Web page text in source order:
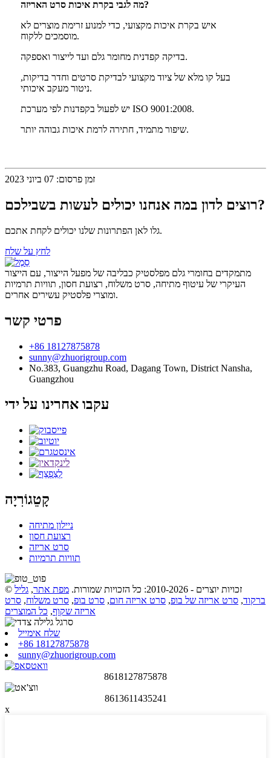
מה לגבי בקרת איכות סרט האריזה?
איש בקרת איכות מקצועי, כדי למנוע זרימת מוצרים לא
מוסמכים ללקוח.
בדיקה קפדנית מחומר גלם ועד לייצור ואספקה.
בעל קו מלא של ציוד מקצועי לבדיקת סרטים וחדר בדיקות,
ניטור מעקב איכותי.
יש לפעול בקפדנות לפי מערכת ISO 9001:2008.
שיפור מתמיד, חתירה לרמת איכות גבוהה יותר.
זמן פרסום: 07 ביוני 2023
רוצים לדון במה אנחנו יכולים לעשות בשבילכם?
גלו לאן הפתרונות שלנו יכולים לקחת אתכם.
לחץ על שלח
מתמקדים בחומרי גלם מפלסטיק כבליבה של מפעל הייצור, עם הייצור
העיקרי של עיטוף מתיחה, סרט משלוח, רצועת חסון, תוויות תרמיות
ומוצרי פלסטיק עשירים אחרים.
פרטי קשר
+86 18127875878
sunny@zhuorigroup.com
No.383, Guangzhu Road, Dagang Town, District Nansha,
Guangzhou
עקבו אחרינו על ידי
קָטֵגוֹרִיָה
ניילון מתיחה
רצועת חסון
סרט אריזה
תוויות תרמיות
© זכויות יוצרים - 2010-2026: כל הזכויות שמורות. מפת אתר, גליל
ברקוד, סרט אריזה של בופ, סרט אריזה חום, סרט בופ, סרט משלוח, סרט
אריזה שקוף, כל המוצרים
שלח אימייל
+86 18127875878
sunny@zhuorigroup.com
8618127875878
8613611435241
x